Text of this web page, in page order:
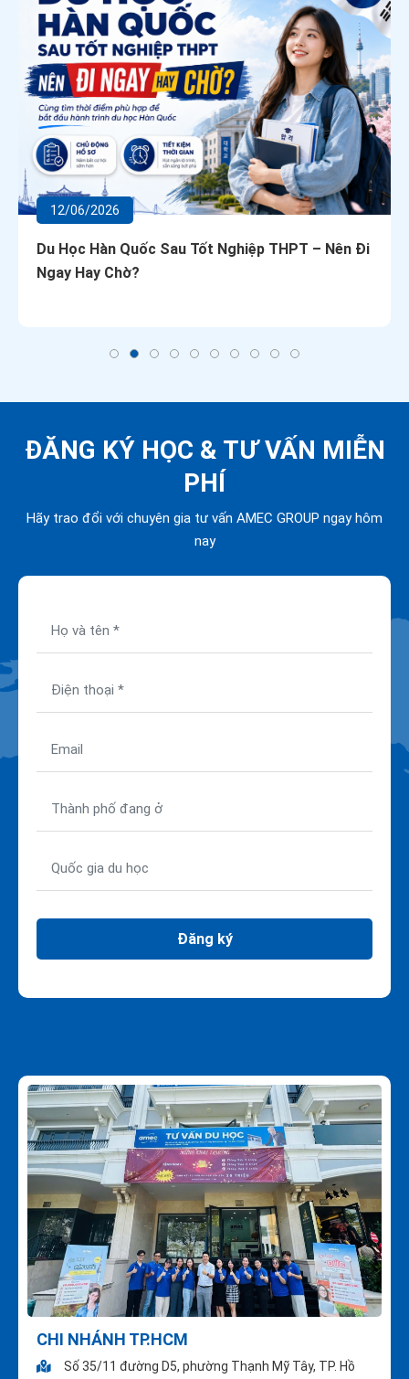
12/06/2026
Du Học Hàn Quốc Sau Tốt Nghiệp THPT – Nên Đi
Ngay Hay Chờ?
ĐĂNG KÝ HỌC & TƯ VẤN MIỄN
PHÍ
Hãy trao đổi với chuyên gia tư vấn AMEC GROUP ngay hôm
nay
Đăng ký
CHI NHÁNH TP.HCM
Số 35/11 đường D5, phường Thạnh Mỹ Tây, TP. Hồ